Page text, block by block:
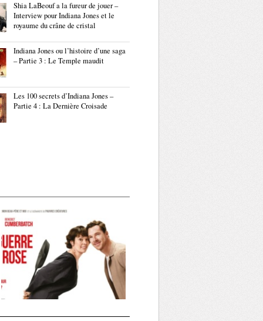
Shia LaBeouf a la fureur de jouer –
Interview pour Indiana Jones et le
royaume du crâne de cristal
Indiana Jones ou l’histoire d’une saga
– Partie 3 : Le Temple maudit
Les 100 secrets d’Indiana Jones –
Partie 4 : La Dernière Croisade